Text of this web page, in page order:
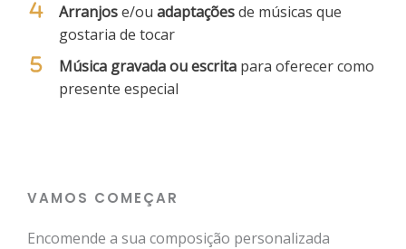
Arranjose/ou adaptaçõesde músicas que
gostaria de tocar
Música gravada ou escrita para oferecer como
presente especial
VAMOS COMEÇAR
Encomende a sua composição personalizada